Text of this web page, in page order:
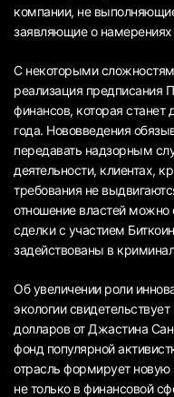
компании, не
заявляющие о
С некоторыми
реализация предписания
финансов, которая станет
года. Нововведения
передавать надзорным
деятельности, клиентах,
требования не
отношение властей можно
сделки с участием
задействованы в
Об увеличении роли
экологии
долларов от Джастина
фонд популярной
отрасль формирует новую
не только в финансовой